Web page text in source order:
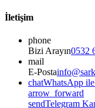
İletişim
phone
Bizi Arayın0532
mail
E-Posta
chatWhatsApp
arrow_forward
sendTelegram